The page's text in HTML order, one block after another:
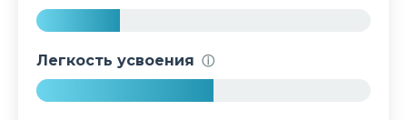
Легкость усвоения ⓘ